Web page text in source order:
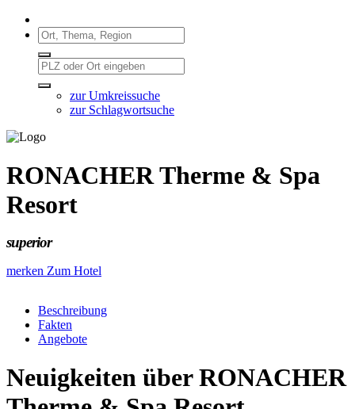
zur Umkreissuche
zur Schlagwortsuche
RONACHER Therme & Spa
Resort
superior
merken Zum Hotel
Beschreibung
Fakten
Angebote
Neuigkeiten über RONACHER